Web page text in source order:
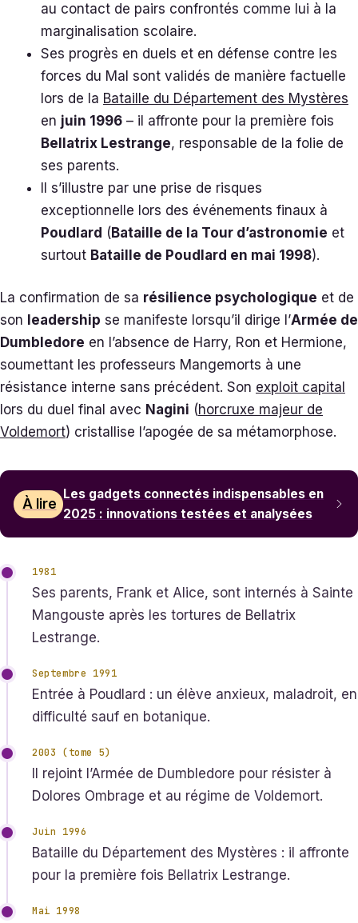
au contact de pairs confrontés comme lui à la
marginalisation scolaire.
Ses progrès en duels et en défense contre les
forces du Mal sont validés de manière factuelle
lors de la Bataille du Département des Mystères
en juin 1996 – il affronte pour la première fois
Bellatrix Lestrange, responsable de la folie de
ses parents.
Il s’illustre par une prise de risques
exceptionnelle lors des événements finaux à
Poudlard (Bataille de la Tour d’astronomie et
surtout Bataille de Poudlard en mai 1998).
La confirmation de sa résilience psychologique et de
son leadership se manifeste lorsqu’il dirige l’Armée de
Dumbledore en l’absence de Harry, Ron et Hermione,
soumettant les professeurs Mangemorts à une
résistance interne sans précédent. Son exploit capital
lors du duel final avec Nagini (horcruxe majeur de
Voldemort) cristallise l’apogée de sa métamorphose.
À lire
Les gadgets connectés indispensables en
2025 : innovations testées et analysées
1981
Ses parents, Frank et Alice, sont internés à Sainte
Mangouste après les tortures de Bellatrix
Lestrange.
Septembre 1991
Entrée à Poudlard : un élève anxieux, maladroit, en
difficulté sauf en botanique.
2003 (tome 5)
Il rejoint l’Armée de Dumbledore pour résister à
Dolores Ombrage et au régime de Voldemort.
Juin 1996
Bataille du Département des Mystères : il affronte
pour la première fois Bellatrix Lestrange.
Mai 1998